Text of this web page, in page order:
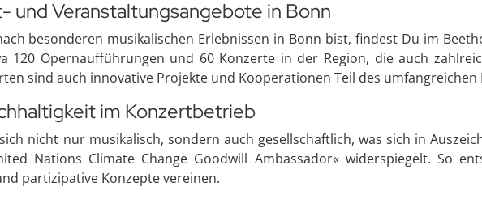
und Veranstaltungsangebote in Bonn
besonderen musikalischen Erlebnissen in Bonn bist, findest Du im
120 Opernaufführungen und 60 Konzerte in der Region, die auch
sind auch innovative Projekte und Kooperationen Teil des umfangreichen
im Konzertbetrieb
nicht nur musikalisch, sondern auch gesellschaftlich, was sich in
Nations Climate Change Goodwill Ambassador« widerspiegelt. So
partizipative Konzepte vereinen.